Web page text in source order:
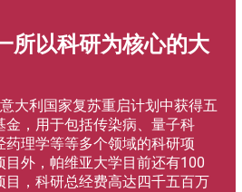
所以科研为核心的大
大利国家复苏重启计划中获得五
，用于包括传染病、量子科
理学等等多个领域的科研项
目外，帕维亚大学目前还有100
，科研总经费高达四千五百万